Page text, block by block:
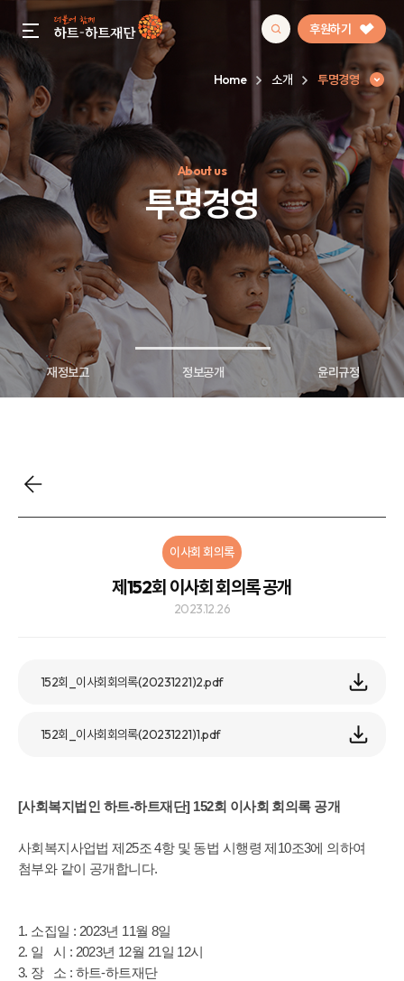
gnb menu open 후원하기
인기 키워드
#정기후원
#하트플레이스#캠페인#팬덤후원
Home 소개 투명경영
About us
투명경영
투명경영 재정보고 정보공개 윤리규정
이사회 회의록
제152회 이사회 회의록 공개
2023.12.26
152회_이사회회의록(20231221)2.pdf
152회_이사회회의록(20231221)1.pdf
[사회복지법인 하트-하트재단] 152회 이사회 회의록 공개
사회복지사업법 제25조 4항 및 동법 시행령 제10조3에 의하여
첨부와 같이 공개합니다.
1. 소집일 : 2023년 11월 8일
2. 일 시 : 2023년 12월 21일 12시
3. 장 소 : 하트-하트재단